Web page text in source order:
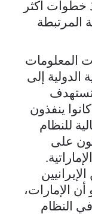
خطوات أكثر
المرتبطة
المعلومات
الدولية إلى
تستهدف
ينفذون
للنظام
على
أن الإمارات،
النظام